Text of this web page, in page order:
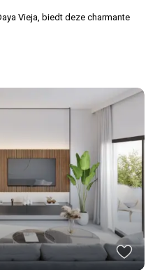
Vieja, biedt deze charmante